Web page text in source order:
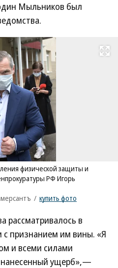
Мыльников был
Развернуть
физической защиты и
РФ Игорь
/ купить фото
рассматривалось в
с признанием им вины. «Я
и всеми силами
нанесенный ущерб»,—